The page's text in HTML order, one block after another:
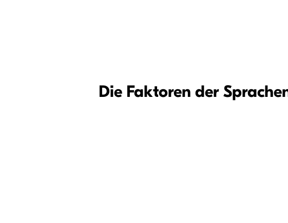
Die Faktoren der